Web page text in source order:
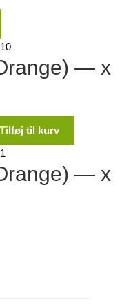
— x
Tilføj til kurv
— x